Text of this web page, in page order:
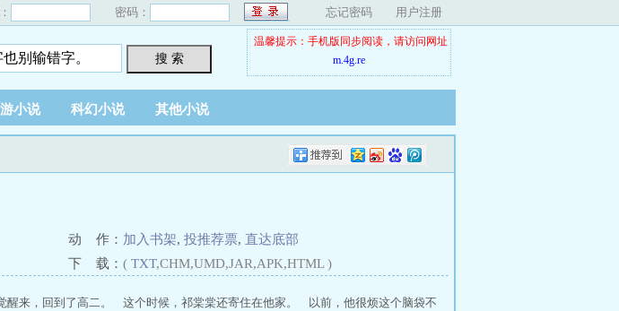
密码： 忘记密码 用户注册
搜 索
温馨提示：手机版同步阅读，请访问网址
m.4g.re
小说 科幻小说 其他小说
动 作： 加入书架, 投推荐票, 直达底部
下 载： ( TXT,CHM,UMD,JAR,APK,HTML )
醒来，回到了高二。 这个时候，祁棠棠还寄住在他家。 以前，他很烦这个脑袋不